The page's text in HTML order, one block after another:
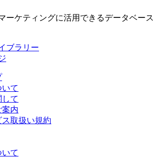
ーケティングに活用できるデータベース
て
て
案内
取扱い規約
て